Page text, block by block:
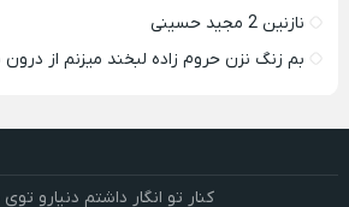
نازنین 2 مجید حسینی
بم زنگ نزن حروم زاده لبخند میزنم از درون
کنار تو انگار داشتم دنیارو